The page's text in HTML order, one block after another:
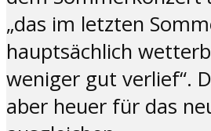
„das im letzten
hauptsächlich
weniger gut verlief“.
aber heuer für das